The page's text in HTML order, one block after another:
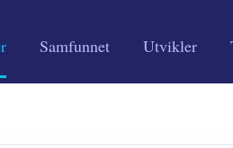
Samfunnet Utvikler